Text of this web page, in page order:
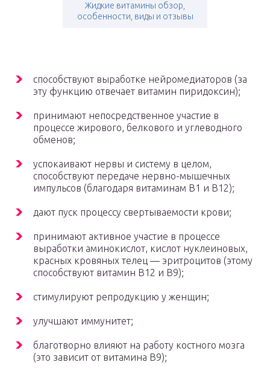
Жидкие витамины обзор,
особенности, виды и отзывы
способствуют выработке нейромедиаторов (за
эту функцию отвечает витамин пиридоксин);
принимают непосредственное участие в
процессе жирового, белкового и углеводного
обменов;
успокаивают нервы и систему в целом,
способствуют передаче нервно-мышечных
импульсов (благодаря витаминам В1 и В12);
дают пуск процессу свертываемости крови;
принимают активное участие в процессе
выработки аминокислот, кислот нуклеиновых,
красных кровяных телец — эритроцитов (этому
способствуют витамин В12 и В9);
стимулируют репродукцию у женщин;
улучшают иммунитет;
благотворно влияют на работу костного мозга
(это зависит от витамина В9);